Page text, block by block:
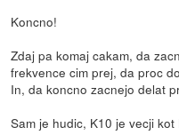
Koncno!
Zdaj pa komaj cakam, da
frekvence cim prej, da proc
In, da koncno zacnejo delat
Sam je hudic, K10 je vecji